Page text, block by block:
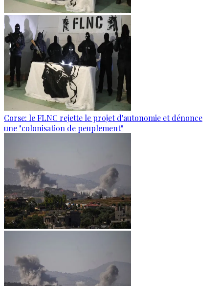
Corse: le FLNC rejette le projet d'autonomie et dénonce
une "colonisation de peuplement"